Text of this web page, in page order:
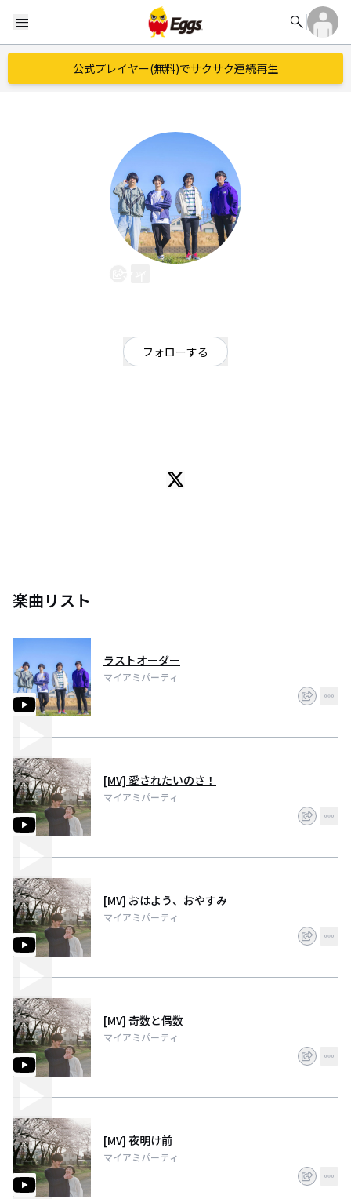
menu search
公式プレイヤー(無料)でサクサク連続再生
フォローする
き、そしてボーカルさくらいたかよしの歌声と1つ1つの言葉によって生み出
楽曲リスト
ラストオーダー
マイアミパーティ
[MV] 愛されたいのさ！
マイアミパーティ
[MV] おはよう、おやすみ
マイアミパーティ
[MV] 奇数と偶数
マイアミパーティ
[MV] 夜明け前
マイアミパーティ